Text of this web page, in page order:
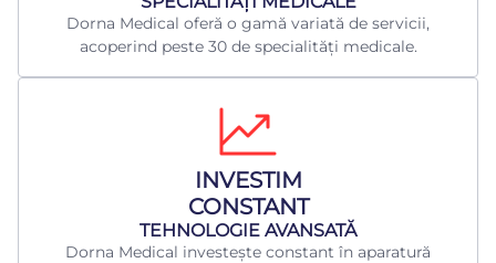
Dorna Medical oferă o gamă variată de servicii,
acoperind peste 30 de specialități medicale.
INVESTIM
CONSTANT
TEHNOLOGIE AVANSATĂ
Dorna Medical investește constant în aparatură